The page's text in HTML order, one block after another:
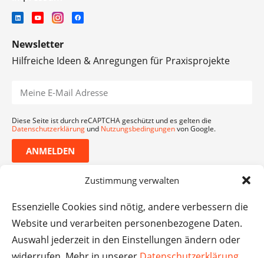
Zustimmung verwalten
Essenzielle Cookies sind nötig, andere verbessern die
Website und verarbeiten personenbezogene Daten.
Auswahl jederzeit in den Einstellungen ändern oder
Newsletter
Hilfreiche Ideen & Anregungen für Praxisprojekte
Diese Seite ist durch reCAPTCHA geschützt und es gelten die
Datenschutzerklärung und Nutzungsbedingungenvon Google.
ANMELDEN